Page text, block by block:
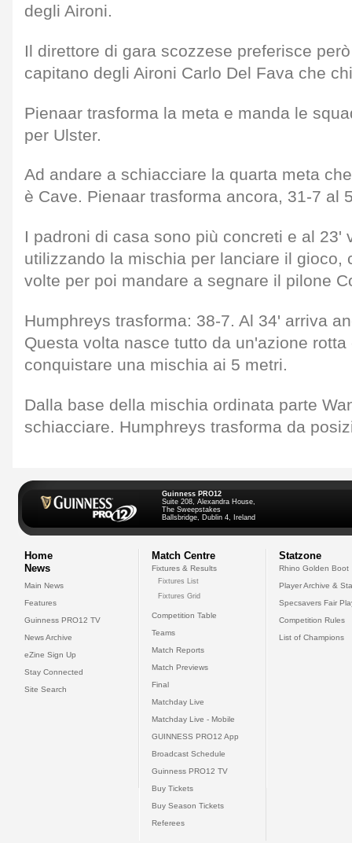
degli Aironi.
Il direttore di gara scozzese preferisce
capitano degli Aironi Carlo Del Fava che
Pienaar trasforma la meta e manda le
per Ulster.
Ad andare a schiacciare la quarta meta
è Cave. Pienaar trasforma ancora, 31-7 al
I padroni di casa sono più concreti e al 23'
utilizzando la mischia per lanciare il gioco,
volte per poi mandare a segnare il pilone
Humphreys trasforma: 38-7. Al 34' arriva
Questa volta nasce tutto da un'azione
conquistare una mischia ai 5 metri.
Dalla base della mischia ordinata parte
schiacciare. Humphreys trasforma da
Guinness PRO12
Suite 208, Alexandra House,
The Sweepstakes
Ballsbridge, Dublin 4, Ireland
Home
News
Main News
Features
Guinness PRO12 TV
News Archive
eZine Sign Up
Stay Connected
Site Search
Match Centre
Fixtures & Results
Fixtures List
Fixtures Grid
Competition Table
Teams
Match Reports
Match Previews
Final
Matchday Live
Matchday Live - Mobile
GUINNESS PRO12 App
Broadcast Schedule
Guinness PRO12 TV
Buy Tickets
Buy Season Tickets
Referees
Statzone
Rhino Golden Boot
Player Archive &
Specsavers Fair
Competition Rules
List of Champions